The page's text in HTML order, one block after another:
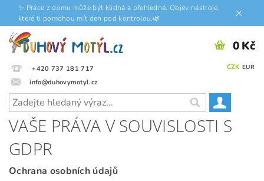
✨ Práce z domu může být klidná a přehledná. Objev nástroje,
které ti pomohou mít den pod kontrolou.🌿
+420 737 181 717
info@duhovymotyl.cz
CZK EUR
0 Kč
VAŠE PRÁVA V SOUVISLOSTI S
GDPR
Ochrana osobních údajů